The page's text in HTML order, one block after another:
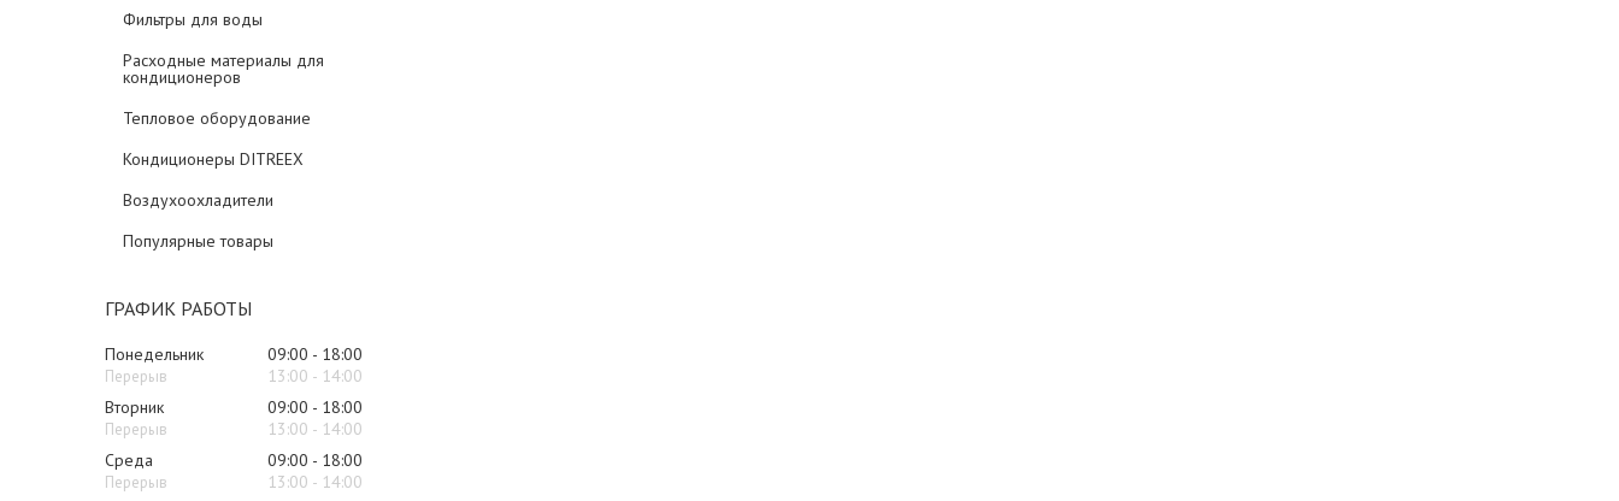
Фильтры для воды
Расходные материалы для
кондиционеров
Тепловое оборудование
Кондиционеры DITREEX
Воздухоохладители
Популярные товары
ГРАФИК РАБОТЫ
Понедельник 09:00
18:00
13:00
14:00
Вторник
09:00
18:00
13:00
14:00
Среда
09:00
18:00
13:00
14:00